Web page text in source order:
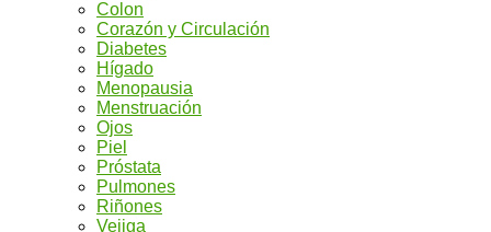
Colon
Corazón y Circulación
Diabetes
Hígado
Menopausia
Menstruación
Ojos
Piel
Próstata
Pulmones
Riñones
Vejiga